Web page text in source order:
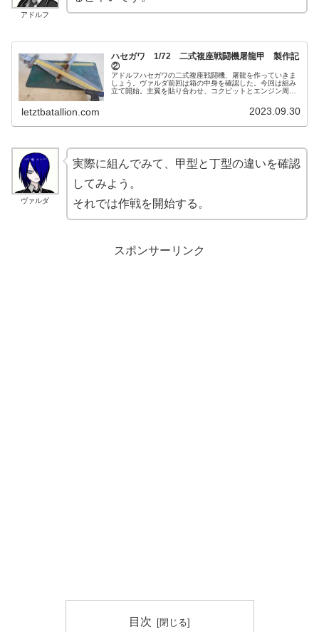
アドルフ
ハセガワ 1/72 二式複座戦闘機屠龍甲 製作記
②
アドルフハセガワの二式複座戦闘機、屠龍を作っていきま
しょう。ヴァルダ前回は箱の中身を確認した。今回は組み
立て開始。主翼を貼り合わせ、コクピットとエンジン周り
letztbatallion.com 2023.09.30
ヴァルダ
実際に組んでみて、甲型と丁型の違いを確認
してみよう。
それでは作戦を開始する。
スポンサーリンク
目次